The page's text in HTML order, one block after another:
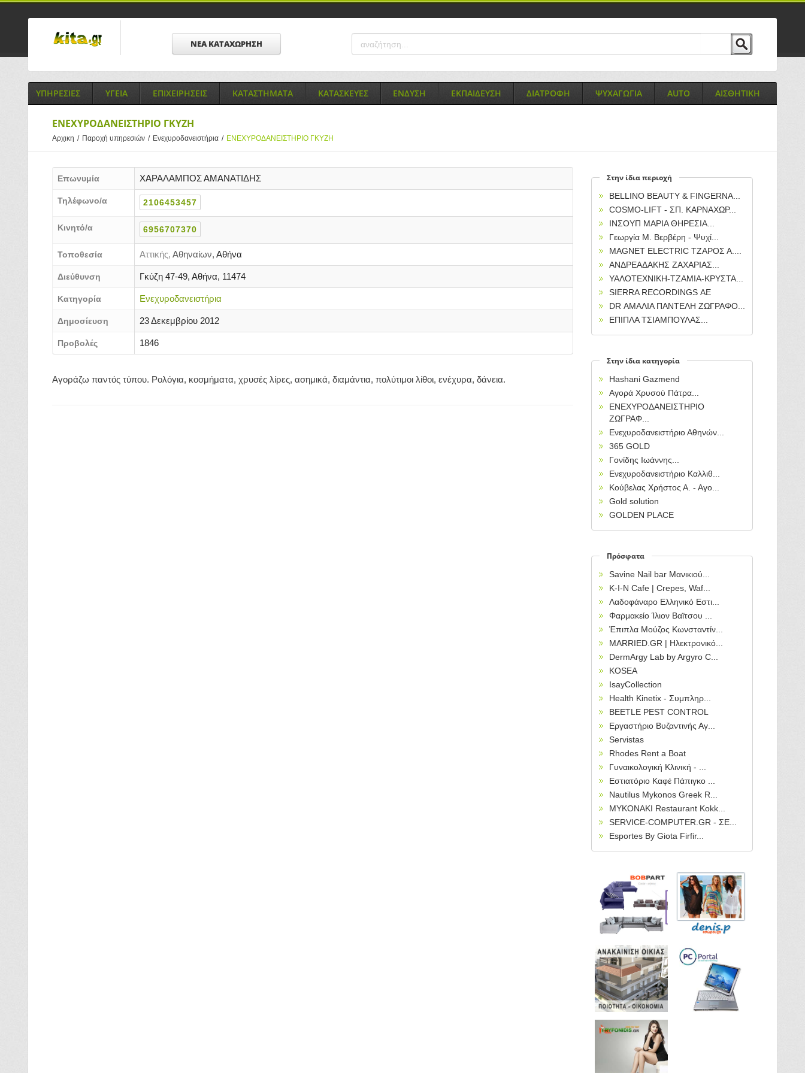
ΝΕΑ ΚΑΤΑΧΩΡΗΣΗ
ΥΠΗΡΕΣΙΕΣ ΥΓΕΙΑ ΕΠΙΧΕΙΡΗΣΕΙΣ ΚΑΤΑΣΤΗΜΑΤΑ ΚΑΤΑΣΚΕΥΕΣ ΕΝΔΥΣΗ ΕΚΠΑΙΔΕΥΣΗ ΔΙΑΤΡΟΦΗ ΨΥΧΑΓΩΓΙΑ AUTO ΑΙΣΘΗΤΙΚΗ
ΕΝΕΧΥΡΟΔΑΝΕΙΣΤΗΡΙΟ ΓΚΥΖΗ
Αρχικη / Παροχή υπηρεσιών / Ενεχυροδανειστήρια / ΕΝΕΧΥΡΟΔΑΝΕΙΣΤΗΡΙΟ ΓΚΥΖΗ
Επωνυμία ΧΑΡΑΛΑΜΠΟΣ ΑΜΑΝΑΤΙΔΗΣ
Τηλέφωνο/α 2106453457
Κινητό/α 6956707370
Τοποθεσία Αττικής, Αθηναίων, Αθήνα
Διεύθυνση Γκύζη 47-49, Αθήνα, 11474
Κατηγορία Ενεχυροδανειστήρια
Δημοσίευση 23 Δεκεμβρίου 2012
Προβολές 1846
Αγοράζω παντός τύπου. Ρολόγια, κοσμήματα, χρυσές λίρες, ασημικά, διαμάντια, πολύτιμοι λίθοι, ενέχυρα, δάνεια.
Στην ίδια περιοχή
BELLINO BEAUTY & FINGERNA...
COSMO-LIFT - ΣΠ. ΚΑΡΝΑΧΩΡ...
ΙΝΣΟΥΠ ΜΑΡΙΑ ΘΗΡΕΣΙΑ...
Γεωργία Μ. Βερβέρη - Ψυχί...
MAGNET ELECTRIC ΤΖΑΡΟΣ Α....
ΑΝΔΡΕΑΔΑΚΗΣ ΖΑΧΑΡΙΑΣ...
ΥΑΛΟΤΕΧΝΙΚΗ-ΤΖΑΜΙΑ-ΚΡΥΣΤΑ...
SIERRA RECORDINGS ΑΕ
DR ΑΜΑΛΙΑ ΠΑΝΤΕΛΗ ΖΩΓΡΑΦΟ...
ΕΠΙΠΛΑ ΤΣΙΑΜΠΟΥΛΑΣ...
Στην ίδια κατηγορία
Hashani Gazmend
Αγορά Χρυσού Πάτρα...
ΕΝΕΧΥΡΟΔΑΝΕΙΣΤΗΡΙΟ
ΖΩΓΡΑΦ...
Ενεχυροδανειστήριο Αθηνών...
365 GOLD
Γονίδης Ιωάννης...
Ενεχυροδανειστήριο Καλλιθ...
Κούβελας Χρήστος Α. - Αγο...
Gold solution
GOLDEN PLACE
Πρόσφατα
Savine Nail bar Μανικιού...
Κ-Ι-Ν Cafe | Crepes, Waf...
Λαδοφάναρο Ελληνικό Εστι...
Φαρμακείο Ίλιον Βαϊτσου ...
Έπιπλα Μούζος Κωνσταντίν...
MARRIED.GR | Ηλεκτρονικό...
DermArgy Lab by Argyro C...
KOSEA
IsayCollection
Health Kinetix - Συμπληρ...
BEETLE PEST CONTROL
Εργαστήριο Βυζαντινής Αγ...
Servistas
Rhodes Rent a Boat
Γυναικολογική Κλινική - ...
Εστιατόριο Καφέ Πάπιγκο ...
Nautilus Mykonos Greek R...
MYKONAKI Restaurant Kokk...
SERVICE-COMPUTER.GR - ΣΕ...
Esportes By Giota Firfir...